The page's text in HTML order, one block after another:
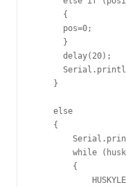
      {
      pos=0;
      }
      delay(20);
    }
    else
    {
while
        {